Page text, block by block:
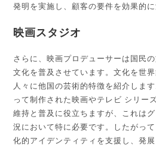
発明を実施し、顧客の要件を効果的
映画スタジオ
さらに、映画プロデューサーは国民
文化を普及させています。文化を世
人々に他国の芸術的特徴を紹介しま
って制作された映画やテレビ シリー
維持と普及に役立ちますが、これは
況において特に必要です。したがっ
化的アイデンティティを支援し、発